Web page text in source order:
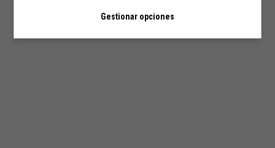
Gestionar opciones